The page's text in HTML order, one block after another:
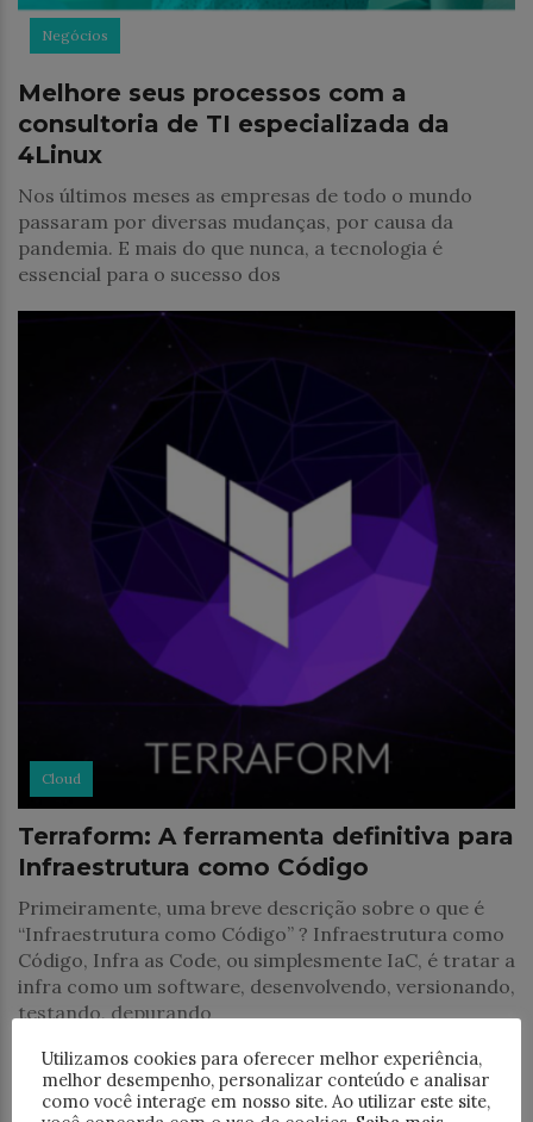
Negócios
Melhore seus processos com a
consultoria de TI especializada da
4Linux
Nos últimos meses as empresas de todo o mundo
passaram por diversas mudanças, por causa da
pandemia. E mais do que nunca, a tecnologia é
essencial para o sucesso dos
Cloud
Terraform: A ferramenta definitiva para
Infraestrutura como Código
Primeiramente, uma breve descrição sobre o que é
“Infraestrutura como Código” ? Infraestrutura como
Código, Infra as Code, ou simplesmente IaC, é tratar a
infra como um software, desenvolvendo, versionando,
testando, depurando
Utilizamos cookies para oferecer melhor experiência,
melhor desempenho, personalizar conteúdo e analisar
como você interage em nosso site. Ao utilizar este site,